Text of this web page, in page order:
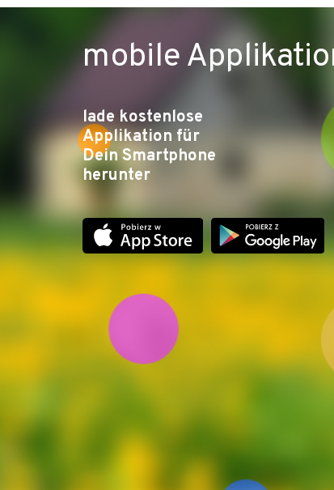
mobile
lade kostenlose
Applikation für
Dein Smartphone
herunter